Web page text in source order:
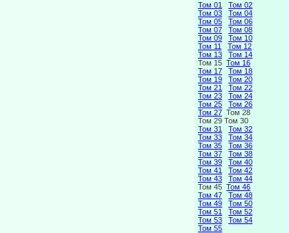
Том 01
Том 02
Том 03
Том 04
Том 05
Том 06
Том 07
Том 08
Том 09
Том 10
Том 11
Том 12
Том 13
Том 14
Том 15 Том 16
Том 17
Том 18
Том 19
Том 20
Том 21
Том 22
Том 23
Том 24
Том 25
Том 26
Том 27 Том 28
Том 29 Том 30
Том 31
Том 32
Том 33
Том 34
Том 35
Том 36
Том 37
Том 38
Том 39
Том 40
Том 41
Том 42
Том 43
Том 44
Том 45 Том 46
Том 47
Том 48
Том 49
Том 50
Том 51
Том 52
Том 53
Том 54
Том 55